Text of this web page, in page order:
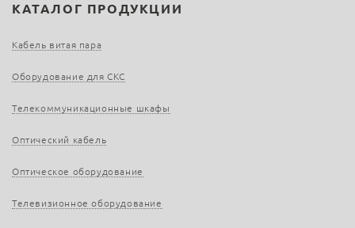
КАТАЛОГ ПРОДУКЦИИ
Кабель витая пара
Оборудование для СКС
Телекоммуникационные шкафы
Оптический кабель
Оптическое оборудование
Телевизионное оборудование